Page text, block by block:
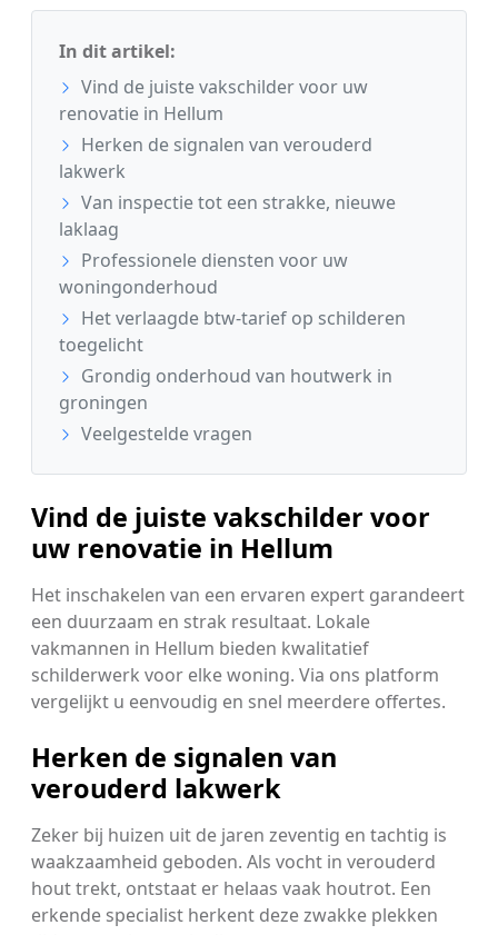
In dit artikel:
Vind de juiste vakschilder voor uw
renovatie in Hellum
Herken de signalen van verouderd
lakwerk
Van inspectie tot een strakke, nieuwe
laklaag
Professionele diensten voor uw
woningonderhoud
Het verlaagde btw-tarief op schilderen
toegelicht
Grondig onderhoud van houtwerk in
groningen
Veelgestelde vragen
Vind de juiste vakschilder voor
uw renovatie in Hellum
Het inschakelen van een ervaren expert garandeert
een duurzaam en strak resultaat. Lokale
vakmannen in Hellum bieden kwalitatief
schilderwerk voor elke woning. Via ons platform
vergelijkt u eenvoudig en snel meerdere offertes.
Herken de signalen van
verouderd lakwerk
Zeker bij huizen uit de jaren zeventig en tachtig is
waakzaamheid geboden. Als vocht in verouderd
hout trekt, ontstaat er helaas vaak houtrot. Een
erkende specialist herkent deze zwakke plekken